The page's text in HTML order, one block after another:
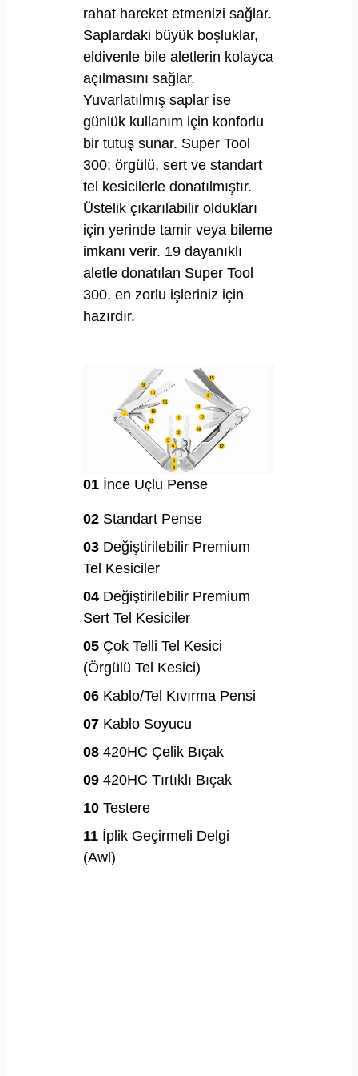
rahat hareket etmenizi sağlar.
Saplardaki büyük boşluklar,
eldivenle bile aletlerin kolayca
açılmasını sağlar.
Yuvarlatılmış saplar ise
günlük kullanım için konforlu
bir tutuş sunar. Super Tool
300; örgülü, sert ve standart
tel kesicilerle donatılmıştır.
Üstelik çıkarılabilir oldukları
için yerinde tamir veya bileme
imkanı verir. 19 dayanıklı
aletle donatılan Super Tool
300, en zorlu işleriniz için
hazırdır.
01 İnce Uçlu Pense
02 Standart Pense
03 Değiştirilebilir Premium
Tel Kesiciler
04 Değiştirilebilir Premium
Sert Tel Kesiciler
05 Çok Telli Tel Kesici
(Örgülü Tel Kesici)
06 Kablo/Tel Kıvırma Pensi
07 Kablo Soyucu
08 420HC Çelik Bıçak
09 420HC Tırtıklı Bıçak
10 Testere
11 İplik Geçirmeli Delgi
(Awl)